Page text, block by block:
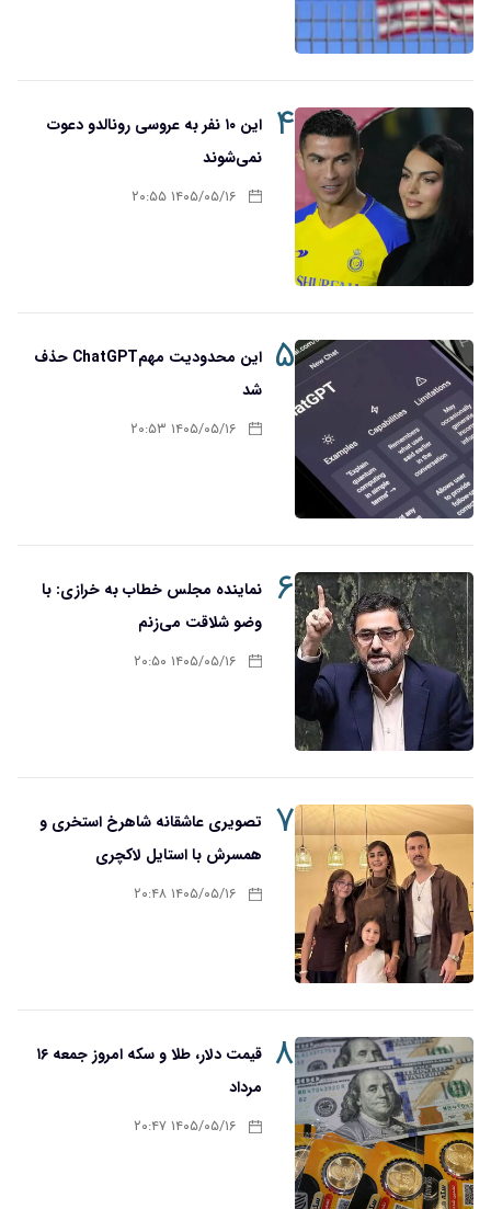
۴
این ۱۰ نفر به عروسی رونالدو دعوت
نمی‌شوند
۱۴۰۵/۰۵/۱۶ ۲۰:۵۵
۵
این محدودیت مهمChatGPT حذف
شد
۱۴۰۵/۰۵/۱۶ ۲۰:۵۳
۶
نماینده مجلس خطاب به خرازی: با
وضو شلاقت می‌زنم
۱۴۰۵/۰۵/۱۶ ۲۰:۵۰
۷
تصویری عاشقانه شاهرخ استخری و
همسرش با استایل لاکچری
۱۴۰۵/۰۵/۱۶ ۲۰:۴۸
۸
قیمت دلار، طلا و سکه امروز جمعه ۱۶
مرداد
۱۴۰۵/۰۵/۱۶ ۲۰:۴۷